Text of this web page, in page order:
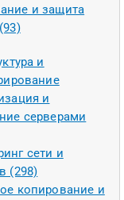
и защита
и
и
серверами
сети и
(298)
копирование и